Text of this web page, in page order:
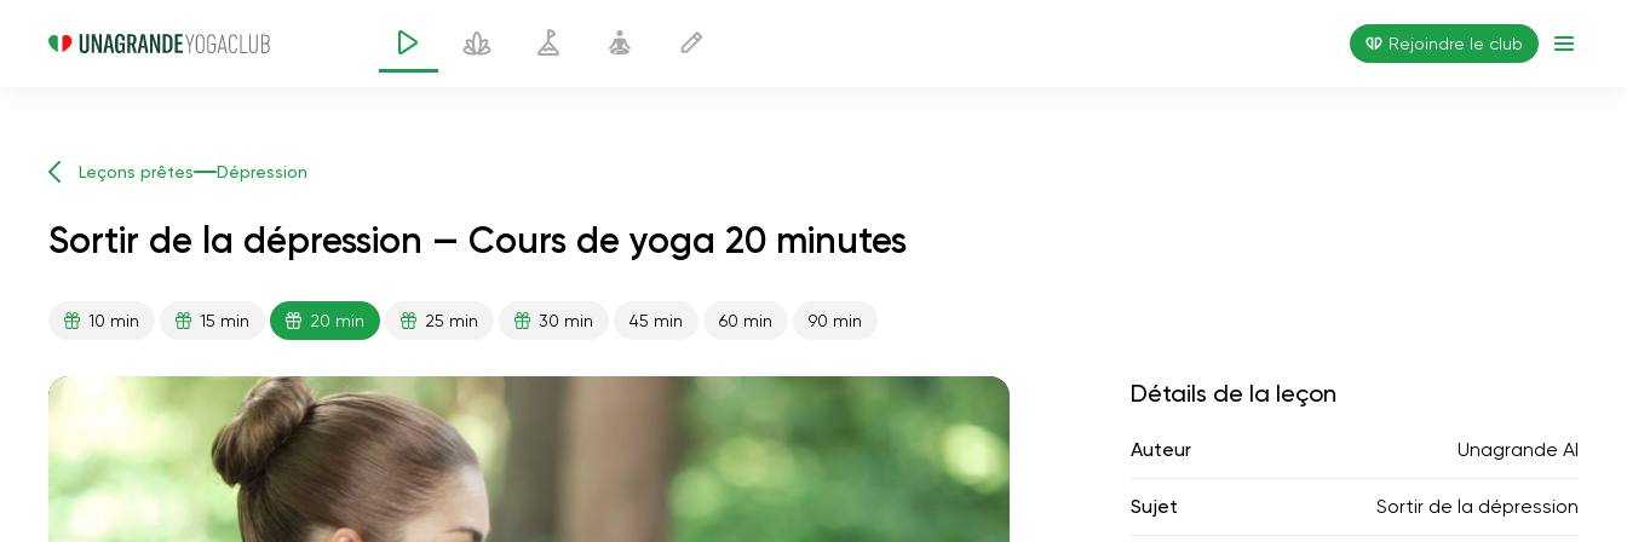
Rejoindre le club
Leçons prêtes Dépression
Sortir de la dépression — Cours de yoga 20 minutes
10 min 15 min 20 min 25 min 30 min 45 min 60 min 90 min
01:44
Détails de la leçon
Auteur Unagrande AI
Sujet Sortir de la dépression